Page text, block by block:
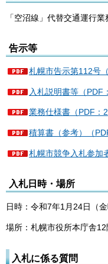
「空沼線」代替交通運行業
告示等
札幌市告示第112号
入札説明書等（PDF
業務仕様書（PDF：
積算書（参考）（
札幌市競争入札参加
入札日時・場所
日時：令和7年1月24日（
場所：札幌市役所本庁舎
入札に係る質問